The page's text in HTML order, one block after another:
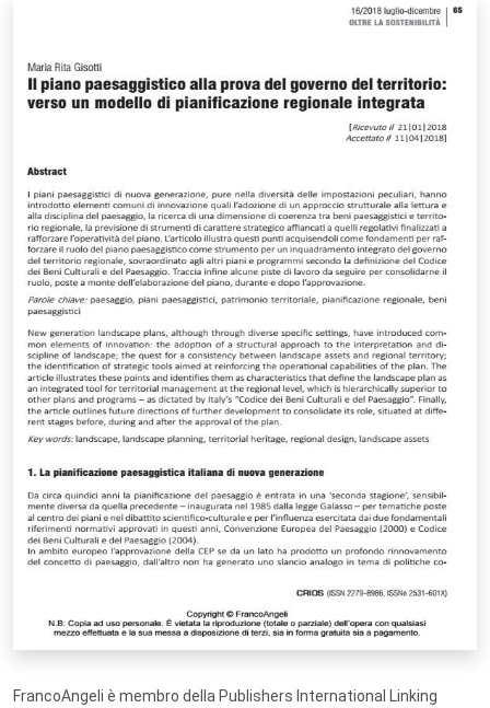
FrancoAngeli è membro della Publishers International Linking